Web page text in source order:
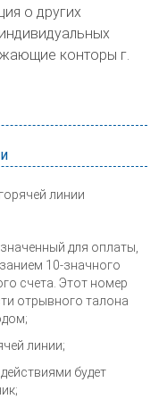
о других
конторы г.
линии
для оплаты,
10-значного
счета. Этот номер
отрывного талона
линии;
будет